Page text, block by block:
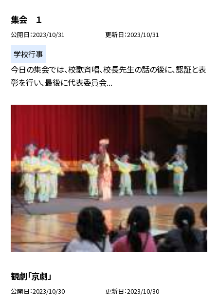
集会 １
公開日 2023/10/31 更新日 2023/10/31
学校行事
今日の集会では、校歌斉唱、校長先生の話の後に、認証と表
彰を行い、最後に代表委員会...
観劇「京劇」
公開日 2023/10/30 更新日 2023/10/30